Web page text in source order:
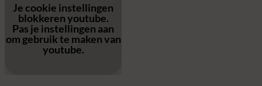
Je cookie instellingen
blokkeren youtube.
Pas je instellingen aan
om gebruik te maken van
youtube.